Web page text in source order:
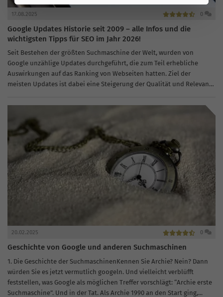
17.08.2025 0
Google Updates Historie seit 2009 – alle Infos und die
wichtigsten Tipps für SEO im Jahr 2026!
Seit Bestehen der größten Suchmaschine der Welt, wurden von
Google unzählige Updates durchgeführt, die zum Teil erhebliche
Auswirkungen auf das Ranking von Webseiten hatten. Ziel der
meisten Updates ist dabei eine Steigerung der Qualität und Relevanz
20.02.2025 0
Geschichte von Google und anderen Suchmaschinen
1. Die Geschichte der SuchmaschinenKennen Sie Archie? Nein? Dann
würden Sie es jetzt vermutlich googeln. Und vielleicht verblüfft
feststellen, was Google als möglichen Treffer vorschlägt: “Archie erste
Suchmaschine”. Und in der Tat. Als Archie 1990 an den Start ging,...